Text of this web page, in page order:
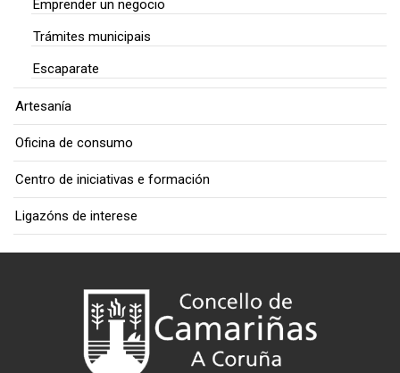
Emprender un negocio
Trámites municipais
Escaparate
Artesanía
Oficina de consumo
Centro de iniciativas e formación
Ligazóns de interese